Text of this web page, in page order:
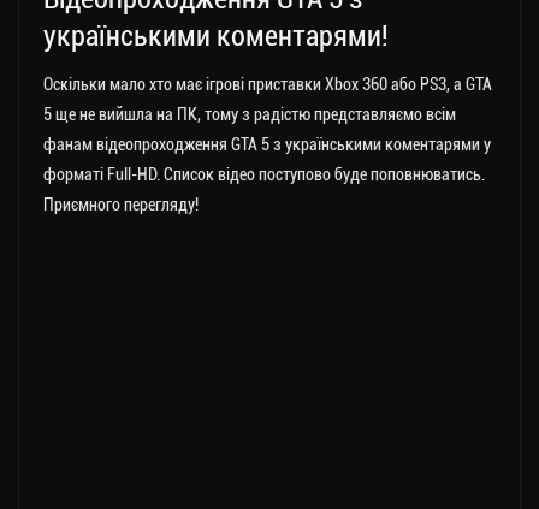
українськими коментарями!
Оскільки мало хто має ігрові приставки Xbox 360 або PS3, а GTA
5 ще не вийшла на ПК, тому з радістю представляємо всім
фанам відеопроходження GTA 5 з українськими коментарями у
форматі Full-HD. Список відео поступово буде поповнюватись.
Приємного перегляду!